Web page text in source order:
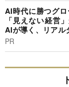
AI時代に勝つグ
「見えない経営
AIが導く、リアル
PR